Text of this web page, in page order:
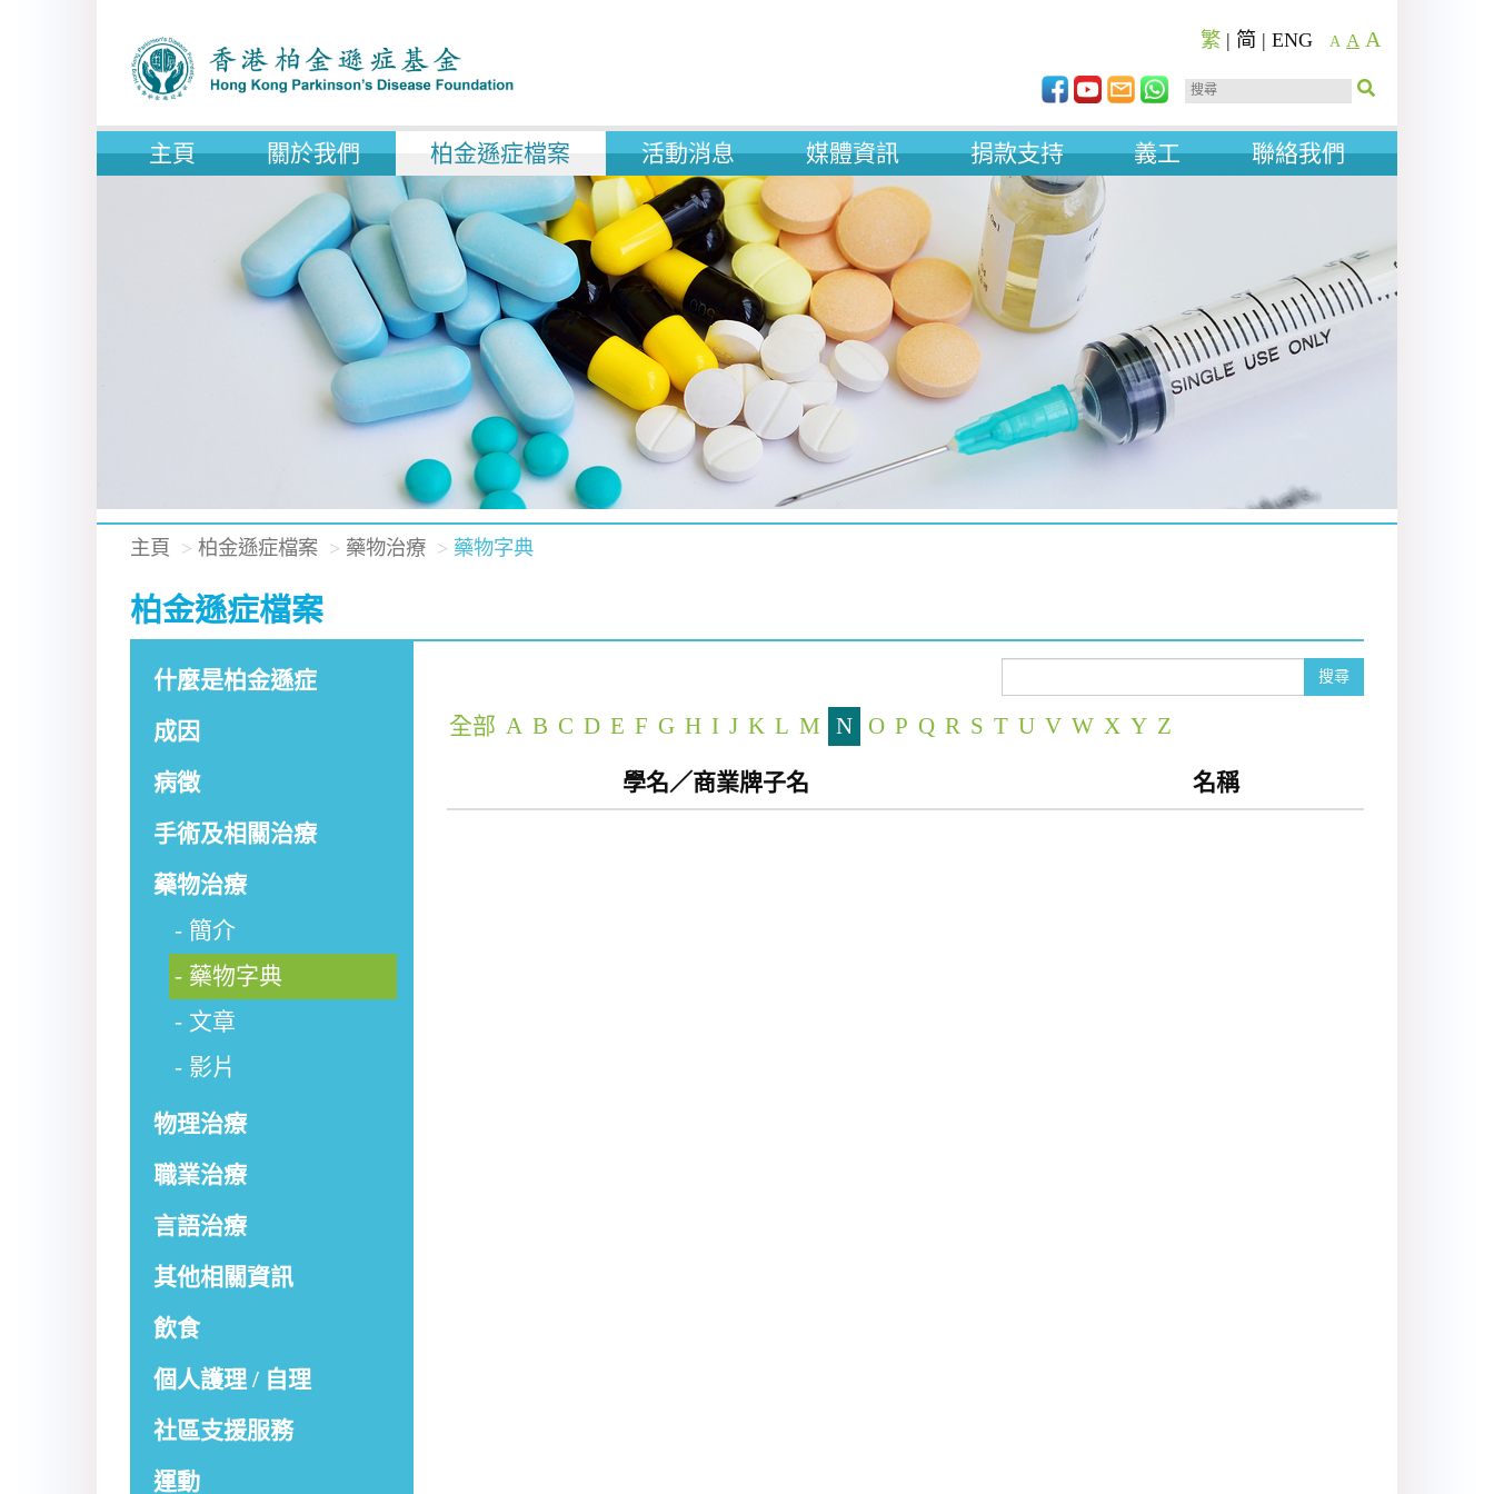
繁 | 简 | ENG A A A
主頁 關於我們 柏金遜症檔案 活動消息 媒體資訊 捐款支持 義工 聯絡我們
主頁 柏金遜症檔案 藥物治療 藥物字典
柏金遜症檔案
什麼是柏金遜症
成因
病徵
手術及相關治療
藥物治療
簡介
藥物字典
文章
影片
物理治療
職業治療
言語治療
其他相關資訊
飲食
個人護理 / 自理
社區支援服務
運動
搜尋
全部 A B C D E F G H I J K L M N O P Q R S T U V W X Y Z
學名／商業牌子名 名稱